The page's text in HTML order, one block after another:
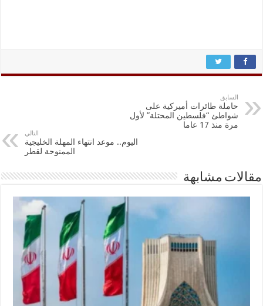
السابق
حاملة طائرات أميركية على
شواطئ “فلسطين المحتلة” لأول
مرة منذ 17 عاما
التالي
اليوم.. موعد انتهاء المهلة الخليجية
الممنوحة لقطر
مقالات مشابهة